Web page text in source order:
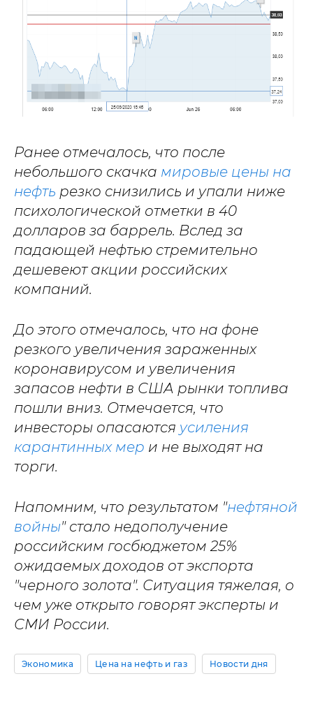
Ранее отмечалось, что после
небольшого скачка мировые цены на
нефть резко снизились и упали ниже
психологической отметки в 40
долларов за баррель. Вслед за
падающей нефтью стремительно
дешевеют акции российских
компаний.
До этого отмечалось, что на фоне
резкого увеличения зараженных
коронавирусом и увеличения
запасов нефти в США рынки топлива
пошли вниз. Отмечается, что
инвесторы опасаются усиления
карантинных мер и не выходят на
торги.
Напомним, что результатом "нефтяной
войны" стало недополучение
российским госбюджетом 25%
ожидаемых доходов от экспорта
"черного золота". Ситуация тяжелая, о
чем уже открыто говорят эксперты и
СМИ России.
Экономика Цена на нефть и газ Новости дня